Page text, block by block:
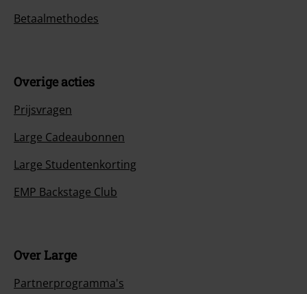
Betaalmethodes
Overige acties
Prijsvragen
Large Cadeaubonnen
Large Studentenkorting
EMP Backstage Club
Over Large
Partnerprogramma's